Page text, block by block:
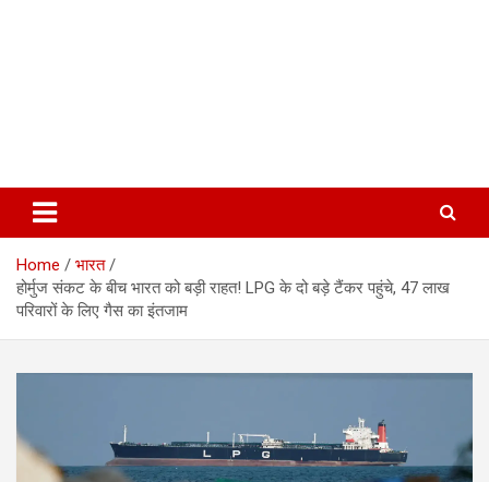
Home
भारत
होर्मुज संकट के बीच भारत को बड़ी राहत! LPG के दो बड़े टैंकर पहुंचे, 47 लाख
परिवारों के लिए गैस का इंतजाम